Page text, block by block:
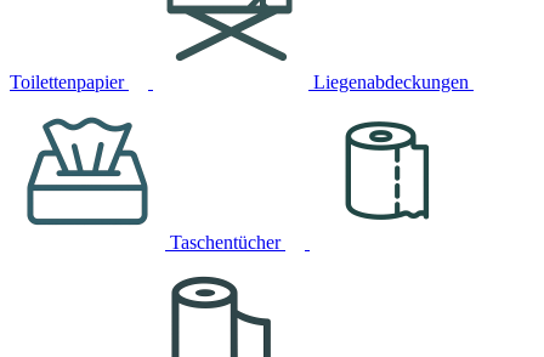
Toilettenpapier Liegenabdeckungen
Taschentücher